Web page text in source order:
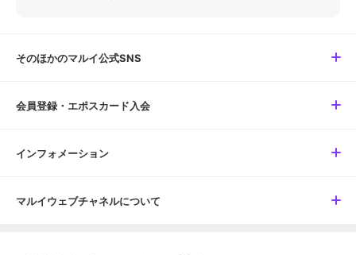
そのほかのマルイ公式SNS
会員登録・エポスカード入会
インフォメーション
マルイウェブチャネルについて